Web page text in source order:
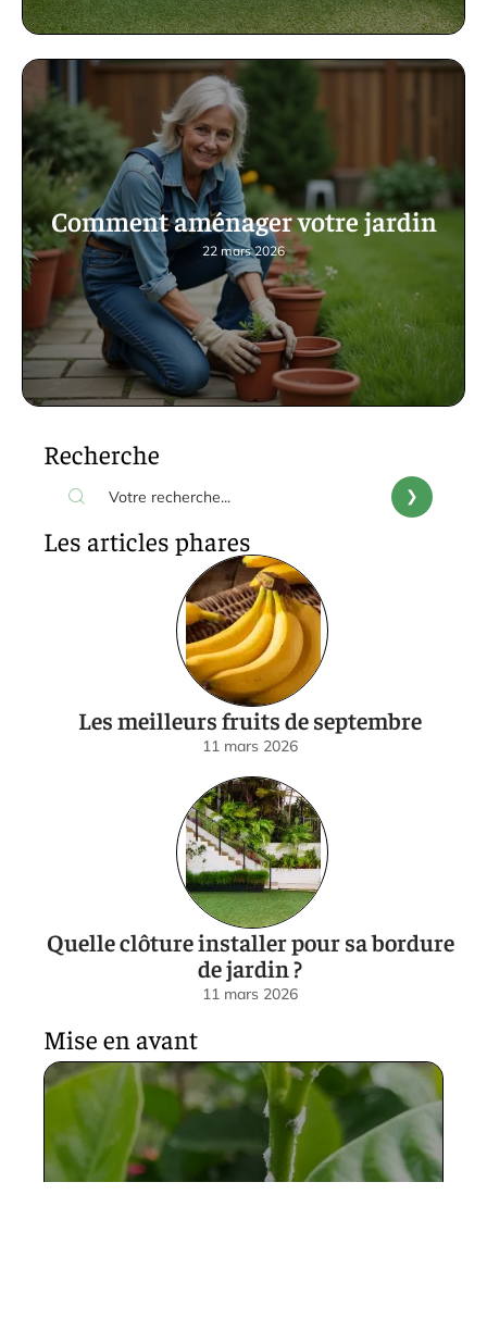
Comment aménager votre jardin
22 mars 2026
Recherche
Les articles phares
Les meilleurs fruits de septembre
11 mars 2026
Quelle clôture installer pour sa bordure
de jardin ?
11 mars 2026
Mise en avant